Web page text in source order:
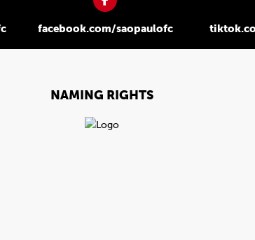
facebook.com/saopaulofc
NAMING RIGHTS